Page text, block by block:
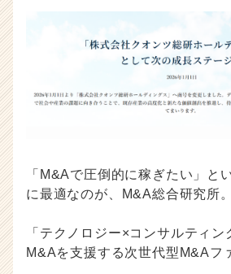
「M&Aで圧倒的に稼ぎたい」と
に最適なのが、M&A総合研究所。
「テクノロジー×コンサルティ
M&Aを支援する次世代型M&Aフ